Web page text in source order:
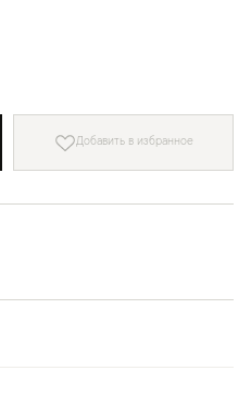
Добавить в избранное